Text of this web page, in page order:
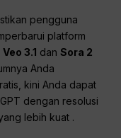
pengguna
platform
Veo 3.1 danSora 2
Anda
kini Anda dapat
dengan resolusi
lebih kuat .